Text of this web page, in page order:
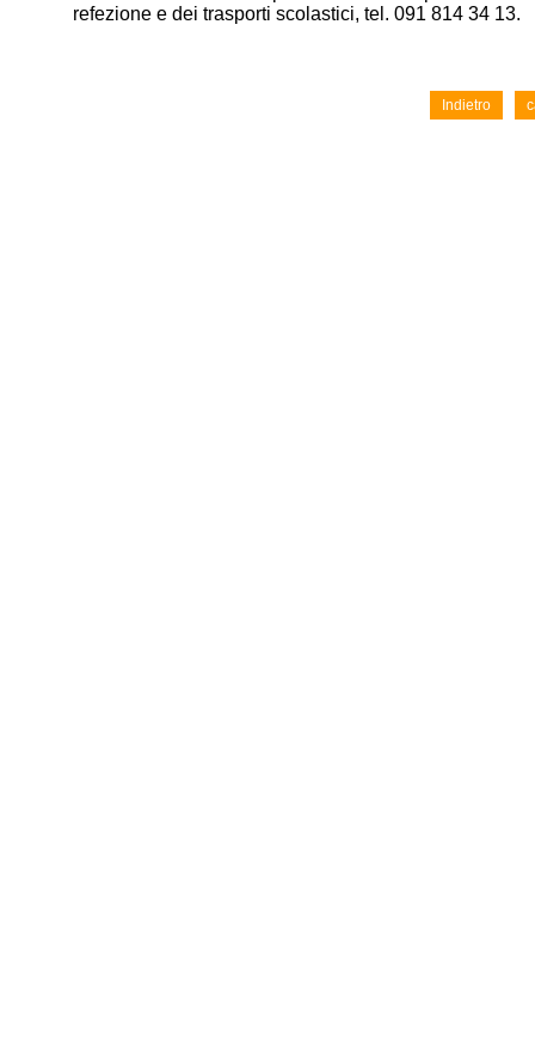
refezione e dei trasporti scolastici, tel. 091 814 34 13.
Indietro